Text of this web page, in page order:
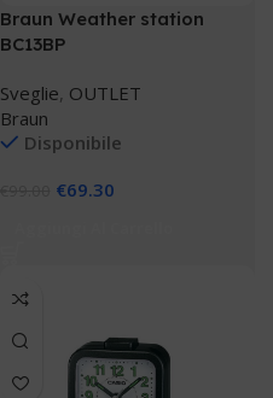
Braun Weather station
BC13BP
Sveglie, OUTLET
Braun
Disponibile
€69.30